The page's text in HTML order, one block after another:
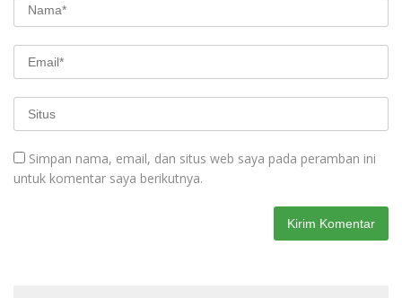
Simpan nama, email, dan situs web saya pada peramban ini
untuk komentar saya berikutnya.